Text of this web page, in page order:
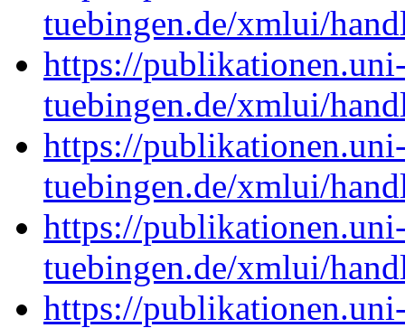
tuebingen.de/xmlui/
https://
tuebingen.de/xmlui/
https://
tuebingen.de/xmlui/
https://
tuebingen.de/xmlui/
https://